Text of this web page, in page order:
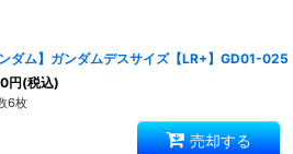
ンダム】ガンダムデスサイズ【LR+】GD01-025
円(税込)
6枚
売却する